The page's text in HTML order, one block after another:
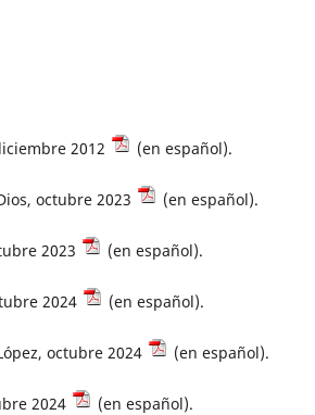
2012 (en español).
octubre 2023 (en español).
2023 (en español).
2024 (en español).
octubre 2024 (en español).
2024 (en español).